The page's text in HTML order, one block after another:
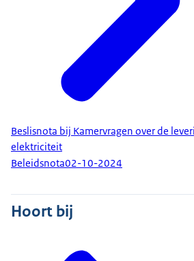
Beslisnota bij Kamervragen over de
elektriciteit
Beleidsnota02-10-2024
Hoort bij